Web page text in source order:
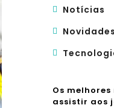
Notícias
Novidades
Os
assistir aos